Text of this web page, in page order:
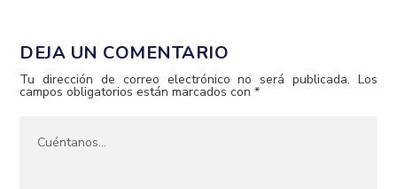
DEJA UN COMENTARIO
Tu dirección de correo electrónico no será publicada. Los
campos obligatorios están marcados con*